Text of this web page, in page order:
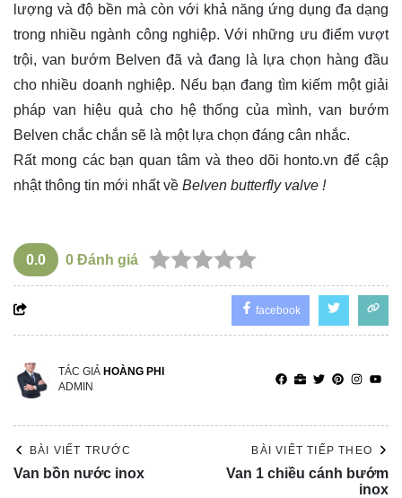
lượng và độ bền mà còn với khả năng ứng dụng đa dạng
trong nhiều ngành công nghiệp. Với những ưu điểm vượt
trội, van bướm Belven đã và đang là lựa chọn hàng đầu
cho nhiều doanh nghiệp. Nếu bạn đang tìm kiếm một giải
pháp van hiệu quả cho hệ thống của mình, van bướm
Belven chắc chắn sẽ là một lựa chọn đáng cân nhắc.
Rất mong các bạn quan tâm và theo dõi honto.vn để cập
nhật thông tin mới nhất về Belven butterfly valve !
0.0 0 Đánh giá
facebook
TÁC GIẢ HOÀNG PHI
ADMIN
BÀI VIẾT TRƯỚC
Van bồn nước inox
BÀI VIẾT TIẾP THEO
Van 1 chiều cánh bướm
inox